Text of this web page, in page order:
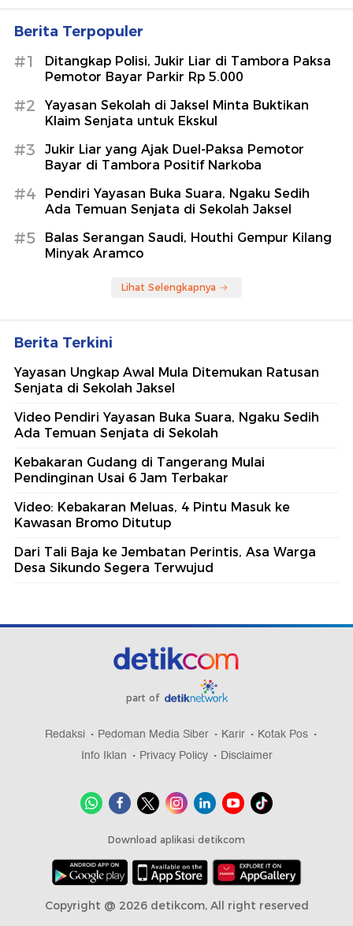
Berita Terpopuler
#1
Ditangkap Polisi, Jukir Liar di Tambora Paksa
Pemotor Bayar Parkir Rp 5.000
#2
Yayasan Sekolah di Jaksel Minta Buktikan
Klaim Senjata untuk Ekskul
#3
Jukir Liar yang Ajak Duel-Paksa Pemotor
Bayar di Tambora Positif Narkoba
#4
Pendiri Yayasan Buka Suara, Ngaku Sedih
Ada Temuan Senjata di Sekolah Jaksel
#5
Balas Serangan Saudi, Houthi Gempur Kilang
Minyak Aramco
Lihat Selengkapnya
Berita Terkini
Yayasan Ungkap Awal Mula Ditemukan Ratusan
Senjata di Sekolah Jaksel
Video Pendiri Yayasan Buka Suara, Ngaku Sedih
Ada Temuan Senjata di Sekolah
Kebakaran Gudang di Tangerang Mulai
Pendinginan Usai 6 Jam Terbakar
Video: Kebakaran Meluas, 4 Pintu Masuk ke
Kawasan Bromo Ditutup
Dari Tali Baja ke Jembatan Perintis, Asa Warga
Desa Sikundo Segera Terwujud
part of
Redaksi Pedoman Media Siber Karir
Kotak Pos
Info Iklan
Privacy Policy Disclaimer
Download aplikasi detikcom
Copyright @ 2026 detikcom, All right reserved